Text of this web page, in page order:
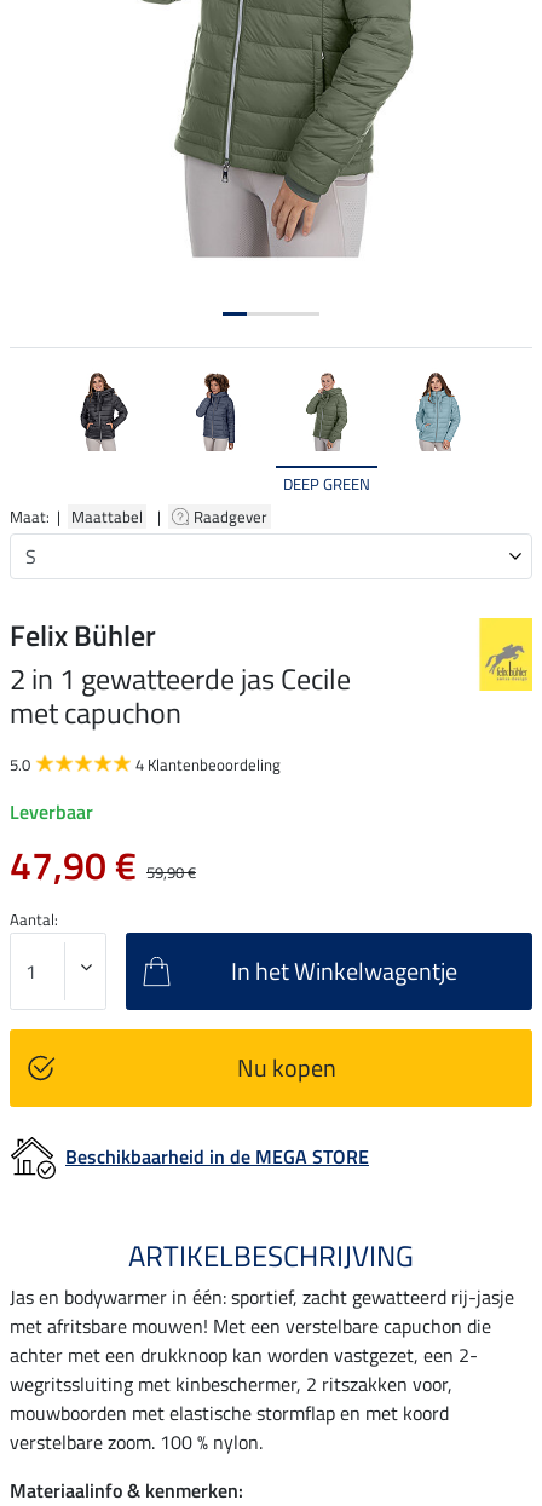
DEEP GREEN
Maat: | Maattabel | Raadgever
Felix Bühler
2 in 1 gewatteerde jas Cecile
met capuchon
5.0 4 Klantenbeoordeling
Leverbaar
47,90 € 59,90 €
Aantal:
In het Winkelwagentje
Nu kopen
Beschikbaarheid in de MEGA STORE
ARTIKELBESCHRIJVING
Jas en bodywarmer in één: sportief, zacht gewatteerd rij-jasje
met afritsbare mouwen! Met een verstelbare capuchon die
achter met een drukknoop kan worden vastgezet, een 2-
wegritssluiting met kinbeschermer, 2 ritszakken voor,
mouwboorden met elastische stormflap en met koord
verstelbare zoom. 100 % nylon.
Materiaalinfo & kenmerken: